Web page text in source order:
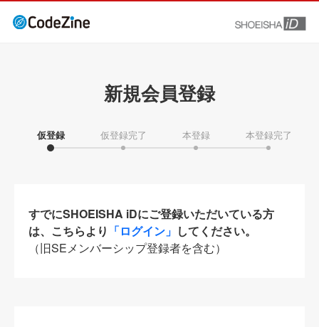
新規会員登録
仮登録 仮登録完了 本登録 本登録完了
すでにSHOEISHA iDにご登録いただいている方
は、こちらより 「ログイン」 してください。
（旧SEメンバーシップ登録者を含む）